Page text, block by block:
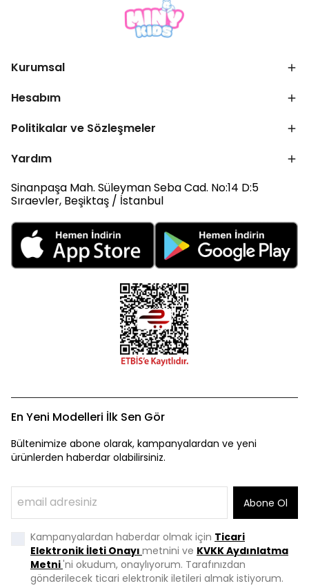
Kurumsal
Hesabım
Politikalar ve Sözleşmeler
Yardım
Sinanpaşa Mah. Süleyman Seba Cad. No:14 D:5
Sıraevler, Beşiktaş / İstanbul
En Yeni Modelleri İlk Sen Gör
Bültenimize abone olarak, kampanyalardan ve yeni
ürünlerden haberdar olabilirsiniz.
Abone Ol
Kampanyalardan haberdar olmak için Ticari
Elektronik İleti Onayı metnini ve KVKK Aydınlatma
Metni'ni okudum, onaylıyorum. Tarafınızdan
gönderilecek ticari elektronik iletileri almak istiyorum.